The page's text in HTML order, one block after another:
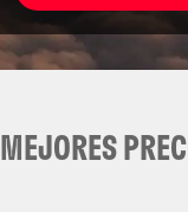
MEJORES